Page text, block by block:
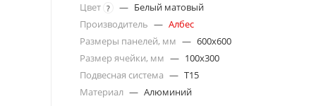
Цвет ? — Белый матовый
Производитель — Албес
Размеры панелей, мм — 600x600
Размер ячейки, мм — 100x300
Подвесная система — T15
Материал — Алюминий